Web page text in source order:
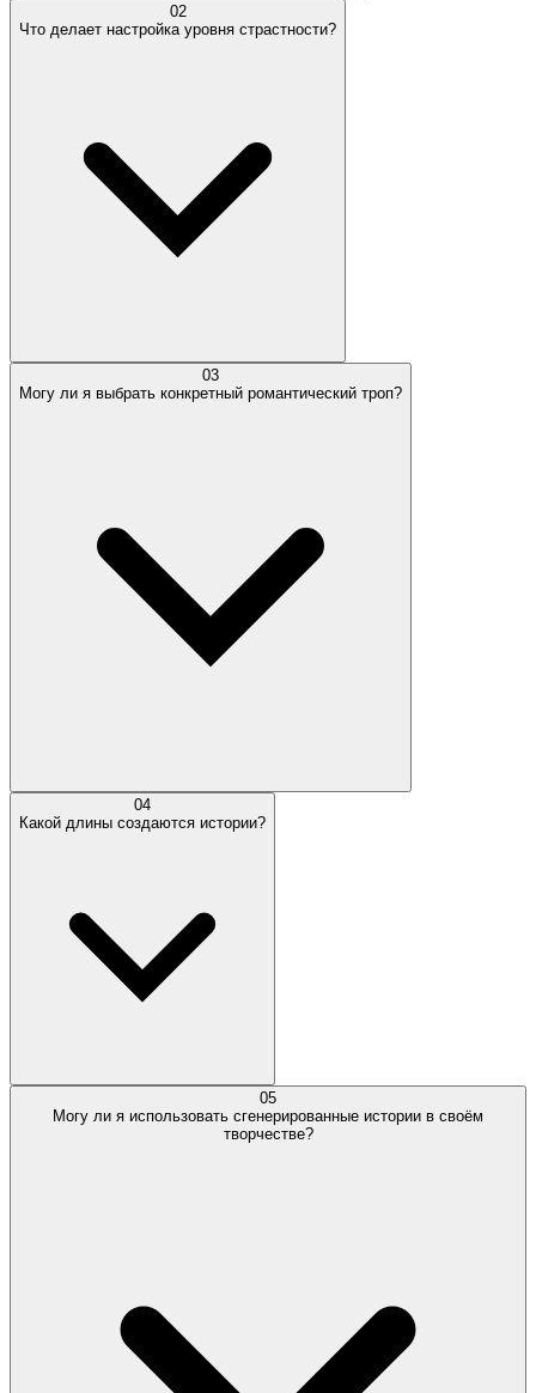
02
Что делает настройка уровня страстности?
03
Могу ли я выбрать конкретный романтический троп?
04
Какой длины создаются истории?
05
Могу ли я использовать сгенерированные истории в своём
творчестве?